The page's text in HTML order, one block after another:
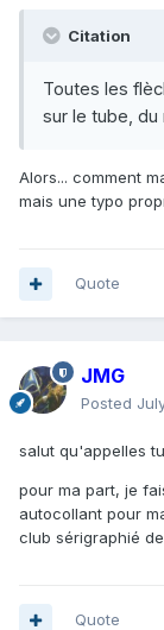
Citation
Toutes les
sur le tube,
Alors... comment
mais une typo
Quote
JMG
Posted
salut qu'appelles
pour ma part, je
autocollant pour
club sérigraphié
Quote